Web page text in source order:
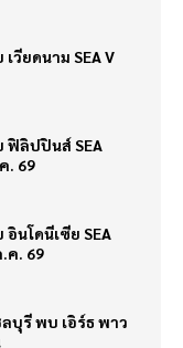
วียดนาม SEA V
ฟิลิปปินส์ SEA
. 69
นโดนีเซีย SEA
.ค. 69
บุรี พบ เอิร์ธ พาว